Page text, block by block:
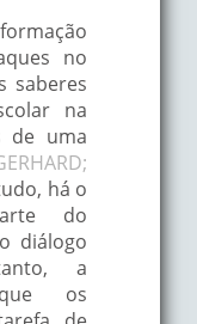
no
saberes
na
de uma
há o
do
diálogo
a
os